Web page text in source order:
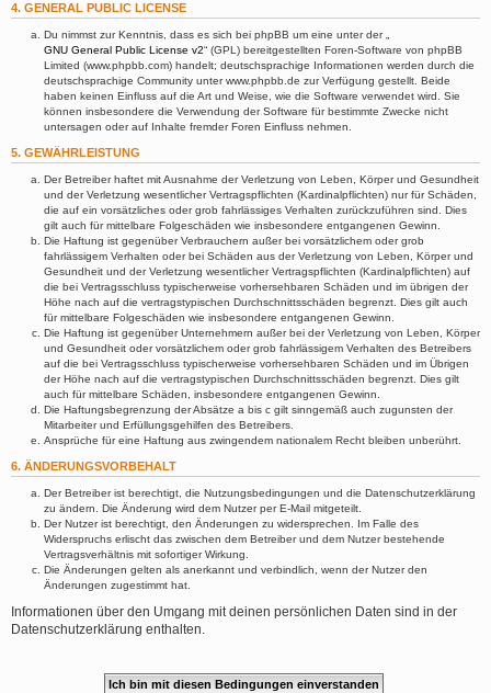
4. GENERAL PUBLIC LICENSE
Du nimmst zur Kenntnis, dass es sich bei phpBB um eine unter der „
GNU General Public License v2“ (GPL) bereitgestellten Foren-Software von phpBB
Limited (www.phpbb.com) handelt; deutschsprachige Informationen werden durch die
deutschsprachige Community unter www.phpbb.de zur Verfügung gestellt. Beide
haben keinen Einfluss auf die Art und Weise, wie die Software verwendet wird. Sie
können insbesondere die Verwendung der Software für bestimmte Zwecke nicht
untersagen oder auf Inhalte fremder Foren Einfluss nehmen.
5. GEWÄHRLEISTUNG
Der Betreiber haftet mit Ausnahme der Verletzung von Leben, Körper und Gesundheit
und der Verletzung wesentlicher Vertragspflichten (Kardinalpflichten) nur für Schäden,
die auf ein vorsätzliches oder grob fahrlässiges Verhalten zurückzuführen sind. Dies
gilt auch für mittelbare Folgeschäden wie insbesondere entgangenen Gewinn.
Die Haftung ist gegenüber Verbrauchern außer bei vorsätzlichem oder grob
fahrlässigem Verhalten oder bei Schäden aus der Verletzung von Leben, Körper und
Gesundheit und der Verletzung wesentlicher Vertragspflichten (Kardinalpflichten) auf
die bei Vertragsschluss typischerweise vorhersehbaren Schäden und im übrigen der
Höhe nach auf die vertragstypischen Durchschnittsschäden begrenzt. Dies gilt auch
für mittelbare Folgeschäden wie insbesondere entgangenen Gewinn.
Die Haftung ist gegenüber Unternehmern außer bei der Verletzung von Leben, Körper
und Gesundheit oder vorsätzlichem oder grob fahrlässigem Verhalten des Betreibers
auf die bei Vertragsschluss typischerweise vorhersehbaren Schäden und im Übrigen
der Höhe nach auf die vertragstypischen Durchschnittsschäden begrenzt. Dies gilt
auch für mittelbare Schäden, insbesondere entgangenen Gewinn.
Die Haftungsbegrenzung der Absätze a bis c gilt sinngemäß auch zugunsten der
Mitarbeiter und Erfüllungsgehilfen des Betreibers.
Ansprüche für eine Haftung aus zwingendem nationalem Recht bleiben unberührt.
6. ÄNDERUNGSVORBEHALT
Der Betreiber ist berechtigt, die Nutzungsbedingungen und die Datenschutzerklärung
zu ändern. Die Änderung wird dem Nutzer per E-Mail mitgeteilt.
Der Nutzer ist berechtigt, den Änderungen zu widersprechen. Im Falle des
Widerspruchs erlischt das zwischen dem Betreiber und dem Nutzer bestehende
Vertragsverhältnis mit sofortiger Wirkung.
Die Änderungen gelten als anerkannt und verbindlich, wenn der Nutzer den
Änderungen zugestimmt hat.
Informationen über den Umgang mit deinen persönlichen Daten sind in der
Datenschutzerklärung enthalten.